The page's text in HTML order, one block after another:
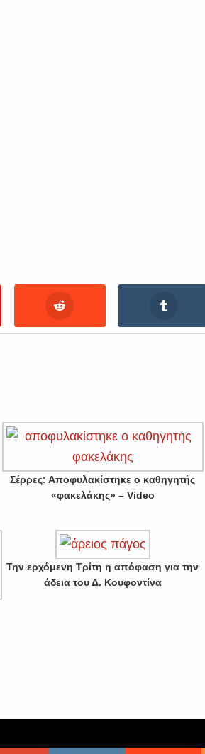
Σέρρες: Αποφυλακίστηκε ο καθηγητής
«φακελάκης» – Video
Την ερχόμενη Τρίτη η απόφαση για την
άδεια του Δ. Κουφοντίνα